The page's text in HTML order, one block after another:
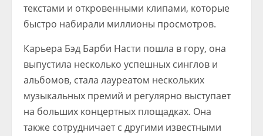
текстами и откровенными клипами, которые
быстро набирали миллионы просмотров.
Карьера Бэд Барби Насти пошла в гору, она
выпустила несколько успешных синглов и
альбомов, стала лауреатом нескольких
музыкальных премий и регулярно выступает
на больших концертных площадках. Она
также сотрудничает с другими известными